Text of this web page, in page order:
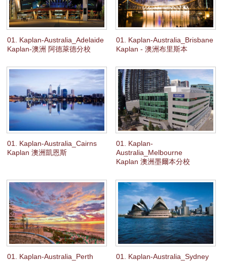
服務項目
申請清單
訊息公告
代辦感言
金榜
01. Kaplan-Australia_Adelaide
Kaplan-澳洲 阿德萊德分校
01. Kaplan-Australia_Brisbane
Kaplan - 澳洲布里斯本
01. Kaplan-Australia_Cairns
Kaplan 澳洲凱恩斯
01. Kaplan-
Australia_Melbourne
Kaplan 澳洲墨爾本分校
01. Kaplan-Australia_Perth
01. Kaplan-Australia_Sydney